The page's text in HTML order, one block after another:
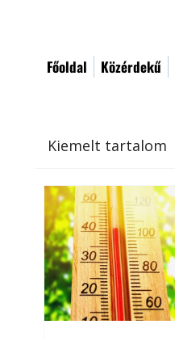
Főoldal Közérdekű
Kiemelt tartalom